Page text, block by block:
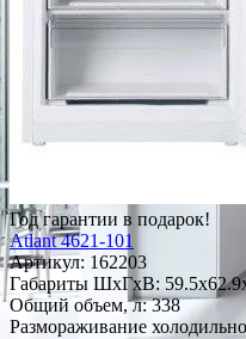
Год гарантии в подарок!
Atlant 4621-101
Артикул: 162203
Габариты ШxГxВ:
Общий объем, л: 338
Размораживание